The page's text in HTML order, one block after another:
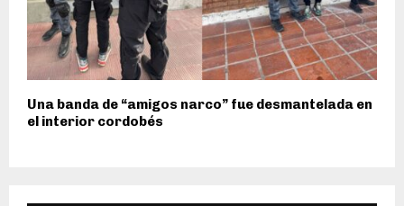
Una banda de “amigos narco” fue desmantelada en
el interior cordobés